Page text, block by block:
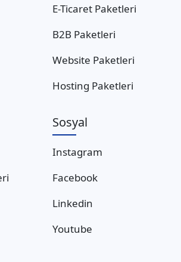
E-Ticaret Paketleri
B2B Paketleri
Website Paketleri
Hosting Paketleri
Sosyal
Instagram
Facebook
Linkedin
Youtube